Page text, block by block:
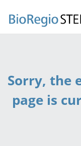
zum
Inhalt
Sorry, the
page is